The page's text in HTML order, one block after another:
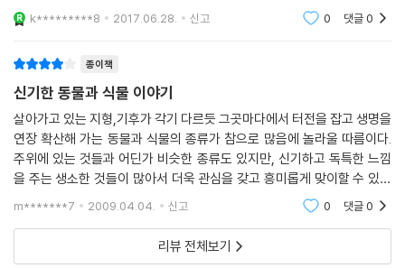
택했다면서 오기만을 기다린 책이랍니다. 차례를 보니 아
이가 궁금해 하고 재미있어할 이야기들이 가득하네요. 행
k*********8 2017.06.28. 신고 0 댓글0
종이책
신기한 동물과 식물 이야기
살아가고 있는 지형,기후가 각기 다르듯 그곳마다에서 터전을 잡고 생명을
연장 확산해 가는 동물과 식물의 종류가 참으로 많음에 놀라울 따름이다.
주위에 있는 것들과 어딘가 비슷한 종류도 있지만, 신기하고 독특한 느낌
을 주는 생소한 것들이 많아서 더욱 관심을 갖고 흥미롭게 맞이할 수 있는
책이다. 퀴즈를 풀듯 그러한 동물과 식물의 존재를 알아내는 내용들은 여
m*******7 2009.04.04. 신고 0 댓글0
리뷰 전체보기